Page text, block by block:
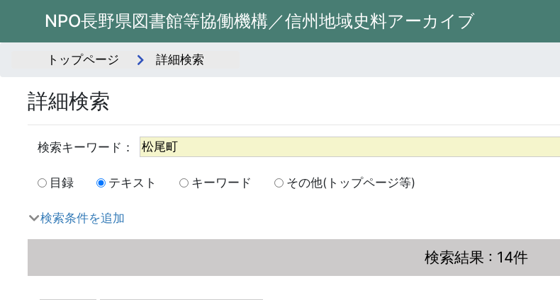
NPO長野県図書館等協働機構／信州地域史料アーカイブ
トップページ 詳細検索
詳細検索
目録 テキスト キーワード その他(トップページ等)
検索条件を追加
検索結果 : 14件